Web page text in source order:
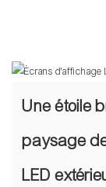
Une étoile
paysage
LED